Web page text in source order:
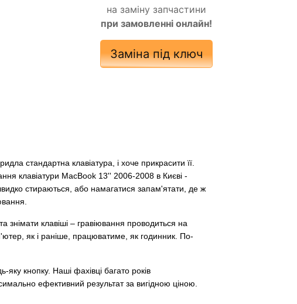
на заміну запчастини
при замовленні онлайн!
Заміна під ключ
стандартна клавіатура, і хоче прикрасити її.
клавіатури MacBook 13'' 2006-2008 в Києві -
стираються, або намагатися запам'ятати, де ж
знімати клавіші – гравіювання проводиться на
як і раніше, працюватиме, як годинник. По-
кнопку. Наші фахівці багато років
ефективний результат за вигідною ціною.